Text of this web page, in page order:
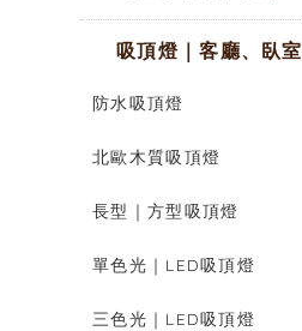
吸頂燈｜客廳、臥室
防水吸頂燈
北歐木質吸頂燈
長型｜方型吸頂燈
單色光｜LED吸頂燈
三色光｜LED吸頂燈